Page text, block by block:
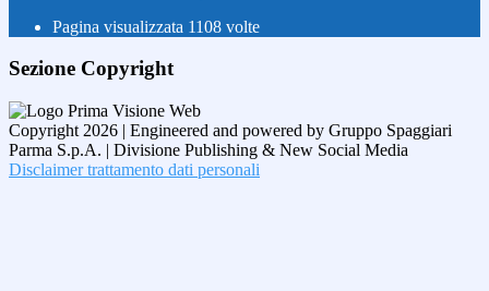
Pagina visualizzata 1108 volte
Sezione Copyright
Copyright 2026 | Engineered and powered by Gruppo Spaggiari
Parma S.p.A. | Divisione Publishing & New Social Media
Disclaimer trattamento dati personali